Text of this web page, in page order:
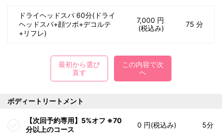
ドライヘッドスパ 60分(ドライ
ヘッドスパ+顔ツボ+デコルテ
+リフレ)
7,000 円
(税込み)
75 分
最初から選び
直す
この内容で次
へ
ボディートリートメント
【次回予約専用】5%オフ ※70
分以上のコース
0 円(税込み) 5分